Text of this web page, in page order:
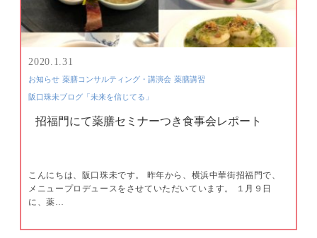
2020.1.31
お知らせ 薬膳コンサルティング・講演会 薬膳講習
阪口珠未ブログ「未来を信じてる」
招福門にて薬膳セミナーつき食事会レポート
こんにちは、阪口珠未です。 昨年から、横浜中華街招福門で、
メニュープロデュースをさせていただいています。 １月９日
に、薬…